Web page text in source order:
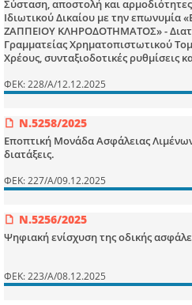
Σύσταση, αποστολή και
Ιδιωτικού Δικαίου με την
ΖΑΠΠΕΙΟΥ ΚΛΗΡΟΔΟΤΗΜΑΤΟΣ» -
Γραμματείας Χρηματοπιστωτικού
Χρέους, συνταξιοδοτικές ρυθμίσεις
ΦΕΚ: 228/Α/12.12.2025
Ν.5258/2025
Εποπτική Μονάδα Ασφάλειας
διατάξεις.
ΦΕΚ: 227/Α/09.12.2025
Ν.5256/2025
Ψηφιακή ενίσχυση της οδικής
ΦΕΚ: 223/Α/08.12.2025